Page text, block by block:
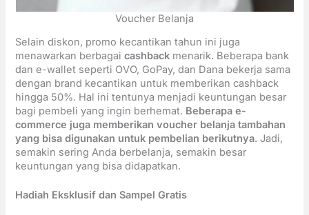
Voucher Belanja
Selain diskon, promo kecantikan tahun ini juga
menawarkan berbagaicashback menarik. Beberapa bank
dan e-wallet seperti OVO, GoPay, dan Dana bekerja sama
dengan brand kecantikan untuk memberikan cashback
hingga 50%. Hal ini tentunya menjadi keuntungan besar
bagi pembeli yang ingin berhemat. Beberapa e-
commerce juga memberikan voucher belanja tambahan
yang bisa digunakan untuk pembelian berikutnya. Jadi,
semakin sering Anda berbelanja, semakin besar
keuntungan yang bisa didapatkan.
Hadiah Eksklusif dan Sampel Gratis